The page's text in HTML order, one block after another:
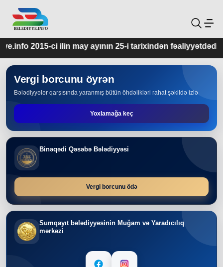
25-i tarixindən fəaliyyətdədir.
Vergi borcunu öyrən
Bələdiyyələr qarşısında yaranmış bütün öhdəlikləri rahat şəkildə izlə
Yoxlamağa keç
Binəqədi Qəsəbə Bələdiyyəsi
Vergi borcunu ödə
Sumqayıt bələdiyyəsinin Muğam və Yaradıcılıq
mərkəzi